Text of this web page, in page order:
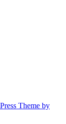
Theme by